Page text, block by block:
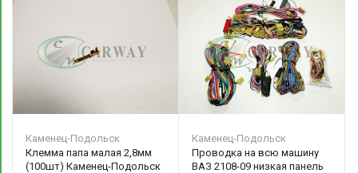
Каменец-Подольск
Клемма папа малая 2,8мм
(100шт) Каменец-Подольск
Каменец-Подольск
Проводка на всю машину
ВАЗ 2108-09 низкая панель